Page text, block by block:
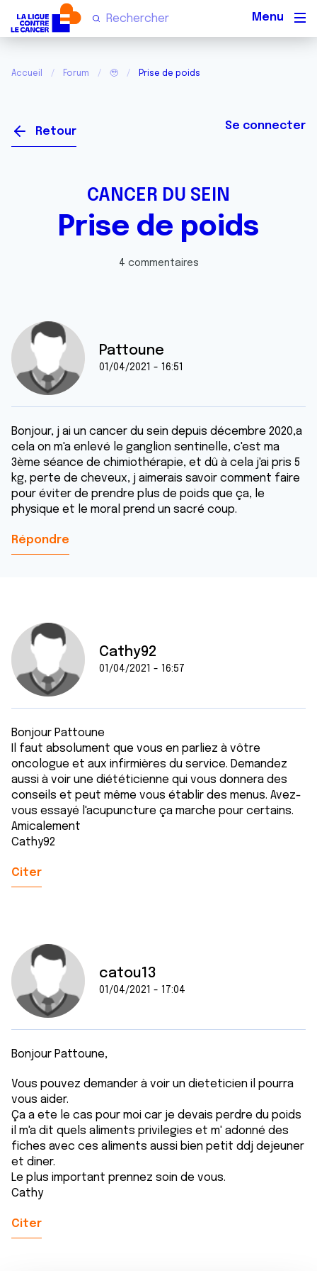
Accueil Forum 🥹 Prise de poids
Retour Se connecter
CANCER DU SEIN
Prise de poids
4 commentaires
Pattoune
01/04/2021 - 16:51
Bonjour, j ai un cancer du sein depuis décembre 2020,a
cela on m'a enlevé le ganglion sentinelle, c'est ma
3ème séance de chimiothérapie, et dû à cela j'ai pris 5
kg, perte de cheveux, j aimerais savoir comment faire
pour éviter de prendre plus de poids que ça, le
physique et le moral prend un sacré coup.
Répondre
Cathy92
01/04/2021 - 16:57
Bonjour Pattoune
Il faut absolument que vous en parliez à vôtre
oncologue et aux infirmières du service. Demandez
aussi à voir une diététicienne qui vous donnera des
conseils et peut même vous établir des menus. Avez-
vous essayé l'acupuncture ça marche pour certains.
Amicalement
Cathy92
Citer
catou13
01/04/2021 - 17:04
Bonjour Pattoune,
Vous pouvez demander à voir un dieteticien il pourra
vous aider.
Ça a ete le cas pour moi car je devais perdre du poids
il m'a dit quels aliments privilegies et m' adonné des
fiches avec ces aliments aussi bien petit ddj dejeuner
et diner.
Le plus important prennez soin de vous.
Cathy
Citer